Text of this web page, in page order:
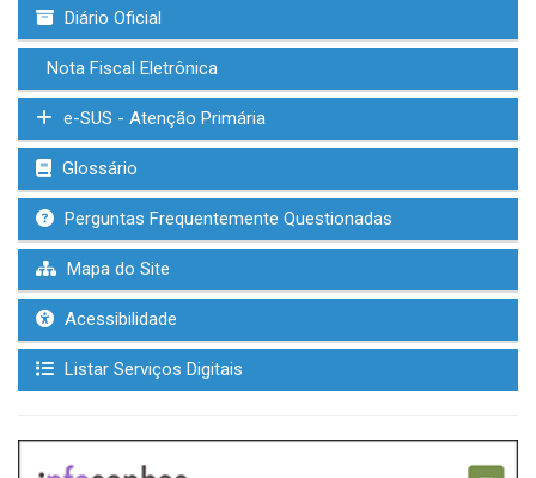
Diário Oficial
Nota Fiscal Eletrônica
e-SUS - Atenção Primária
Glossário
Perguntas Frequentemente Questionadas
Mapa do Site
Acessibilidade
Listar Serviços Digitais